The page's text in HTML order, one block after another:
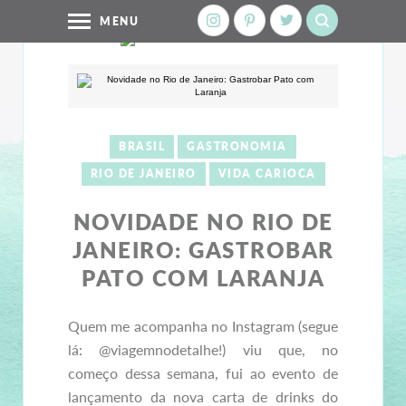
MENU
BRASIL
GASTRONOMIA
RIO DE JANEIRO
VIDA CARIOCA
NOVIDADE NO RIO DE
JANEIRO: GASTROBAR
PATO COM LARANJA
Quem me acompanha no Instagram (segue
lá: @viagemnodetalhe!) viu que, no
começo dessa semana, fui ao evento de
lançamento da nova carta de drinks do